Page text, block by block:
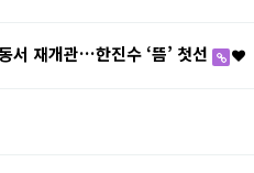
서 재개관…한진수 ‘뜸’ 첫선